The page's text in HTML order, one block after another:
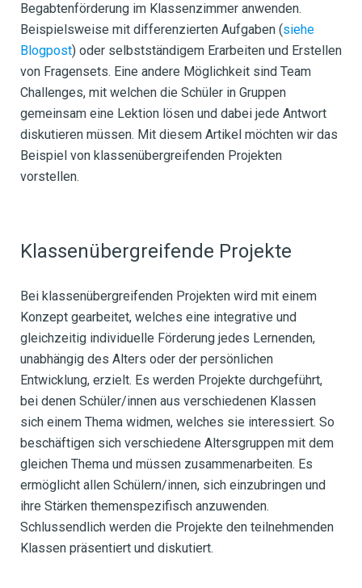
Begabtenförderung im Klassenzimmer anwenden.
Beispielsweise mit differenzierten Aufgaben (siehe
Blogpost) oder selbstständigem Erarbeiten und Erstellen
von Fragensets. Eine andere Möglichkeit sind Team
Challenges, mit welchen die Schüler in Gruppen
gemeinsam eine Lektion lösen und dabei jede Antwort
diskutieren müssen. Mit diesem Artikel möchten wir das
Beispiel von klassenübergreifenden Projekten
vorstellen.
Klassenübergreifende Projekte
Bei klassenübergreifenden Projekten wird mit einem
Konzept gearbeitet, welches eine integrative und
gleichzeitig individuelle Förderung jedes Lernenden,
unabhängig des Alters oder der persönlichen
Entwicklung, erzielt. Es werden Projekte durchgeführt,
bei denen Schüler/innen aus verschiedenen Klassen
sich einem Thema widmen, welches sie interessiert. So
beschäftigen sich verschiedene Altersgruppen mit dem
gleichen Thema und müssen zusammenarbeiten. Es
ermöglicht allen Schülern/innen, sich einzubringen und
ihre Stärken themenspezifisch anzuwenden.
Schlussendlich werden die Projekte den teilnehmenden
Klassen präsentiert und diskutiert.